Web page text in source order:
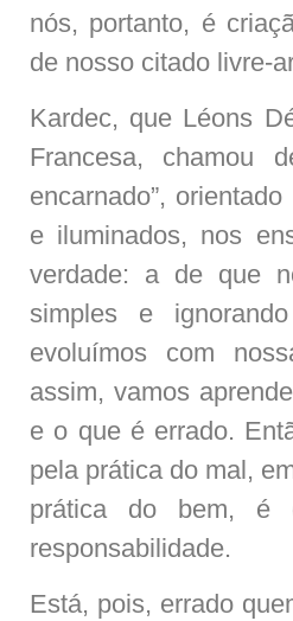
nós, portanto, é
de nosso citado livre-
Kardec, que Léons
Francesa, chamou
encarnado”,
e iluminados, nos
verdade: a de que
simples e
evoluímos com
assim, vamos
e o que é errado.
pela prática do mal,
prática do bem, é
responsabilidade.
Está, pois, errado